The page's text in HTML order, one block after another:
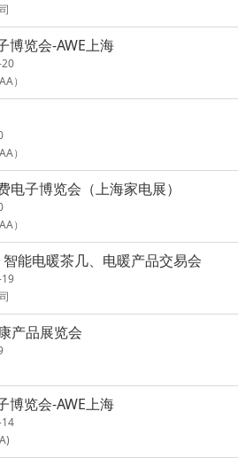
博览会-AWE上海
）
）
电子博览会（上海家电展）
）
能电暖茶几、电暖产品交易会
产品展览会
博览会-AWE上海